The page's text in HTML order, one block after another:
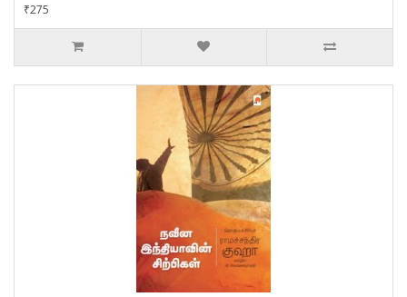
₹275